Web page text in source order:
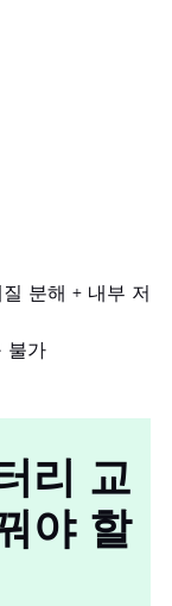
분해 + 내부 저
불가
리 교
야 할